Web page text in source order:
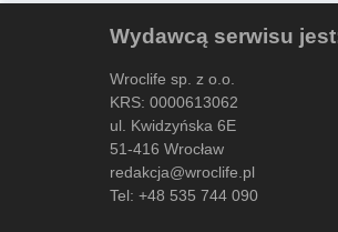
Wydawcą serwisu
Wroclife sp. z o.o.
KRS: 0000613062
ul. Kwidzyńska 6E
51-416 Wrocław
redakcja@wroclife.pl
Tel: +48 535 744 090